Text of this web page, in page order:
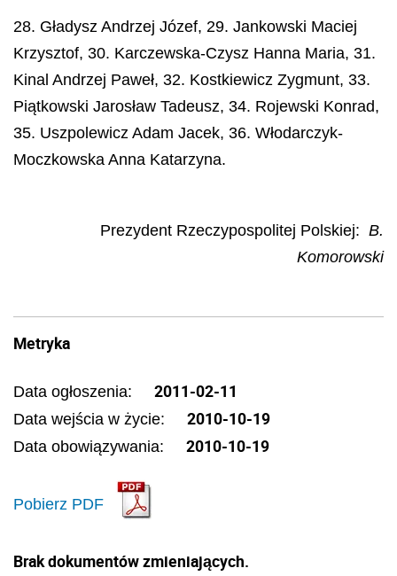
28. Gładysz Andrzej Józef, 29. Jankowski Maciej
Krzysztof, 30. Karczewska-Czysz Hanna Maria, 31.
Kinal Andrzej Paweł, 32. Kostkiewicz Zygmunt, 33.
Piątkowski Jarosław Tadeusz, 34. Rojewski Konrad,
35. Uszpolewicz Adam Jacek, 36. Włodarczyk-
Moczkowska Anna Katarzyna.
Prezydent Rzeczypospolitej Polskiej: B.
Komorowski
Metryka
Data ogłoszenia: 2011-02-11
Data wejścia w życie: 2010-10-19
Data obowiązywania: 2010-10-19
Pobierz PDF
Brak dokumentów zmieniających.